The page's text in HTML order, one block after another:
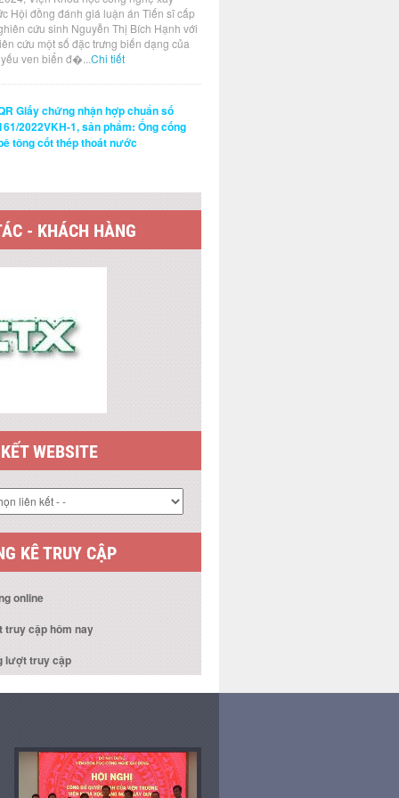
Hội đồng đánh giá luận án Tiến sĩ cấp
cứu sinh Nguyễn Thị Bích Hạnh với
cứu một số đặc trưng biến dạng của
ven biển đ�...Chi tiết
Giấy chứng nhận hợp chuẩn số
2022VKH-1, sản phẩm: Ống cống
tông cốt thép thoát nước
- KHÁCH HÀNG
WEBSITE
KÊ TRUY CẬP
online
truy cập hôm nay
lượt truy cập